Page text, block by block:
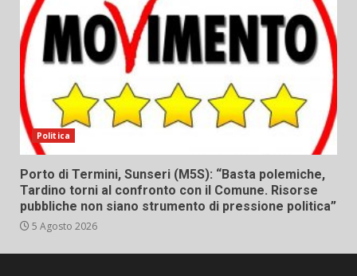
Politica
Porto di Termini, Sunseri (M5S): “Basta polemiche,
Tardino torni al confronto con il Comune. Risorse
pubbliche non siano strumento di pressione politica”
5 Agosto 2026